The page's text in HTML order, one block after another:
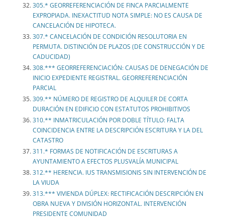
305.* GEORREFERENCIACIÓN DE FINCA PARCIALMENTE
EXPROPIADA. INEXACTITUD NOTA SIMPLE: NO ES CAUSA DE
CANCELACIÓN DE HIPOTECA.
307.* CANCELACIÓN DE CONDICIÓN RESOLUTORIA EN
PERMUTA. DISTINCIÓN DE PLAZOS (DE CONSTRUCCIÓN Y DE
CADUCIDAD)
308.*** GEORREFERENCIACIÓN: CAUSAS DE DENEGACIÓN DE
INICIO EXPEDIENTE REGISTRAL. GEORREFERENCIACIÓN
PARCIAL
309.** NÚMERO DE REGISTRO DE ALQUILER DE CORTA
DURACIÓN EN EDIFICIO CON ESTATUTOS PROHIBITIVOS
310.** INMATRICULACIÓN POR DOBLE TÍTULO: FALTA
COINCIDENCIA ENTRE LA DESCRIPCIÓN ESCRITURA Y LA DEL
CATASTRO
311.* FORMAS DE NOTIFICACIÓN DE ESCRITURAS A
AYUNTAMIENTO A EFECTOS PLUSVALÍA MUNICIPAL
312.** HERENCIA. IUS TRANSMISIONIS SIN INTERVENCIÓN DE
LA VIUDA
313.*** VIVIENDA DÚPLEX: RECTIFICACIÓN DESCRIPCIÓN EN
OBRA NUEVA Y DIVISIÓN HORIZONTAL. INTERVENCIÓN
PRESIDENTE COMUNIDAD